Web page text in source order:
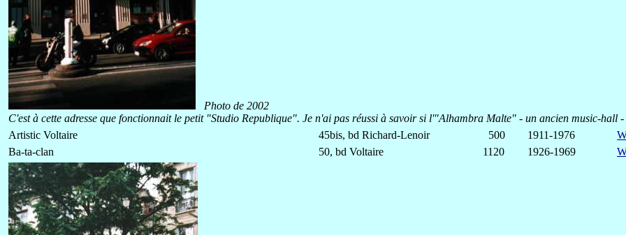
Photo de 2002
C'est à cette adresse que fonctionnait le petit "Studio Republique". Je n'ai pas réussi à savoir si l'"Alhambra Malte" - un ancien music-hall
Artistic Voltaire
45bis, bd Richard-Lenoir 500 1911-1976
Ba-ta-clan
50, bd Voltaire 1120 1926-1969